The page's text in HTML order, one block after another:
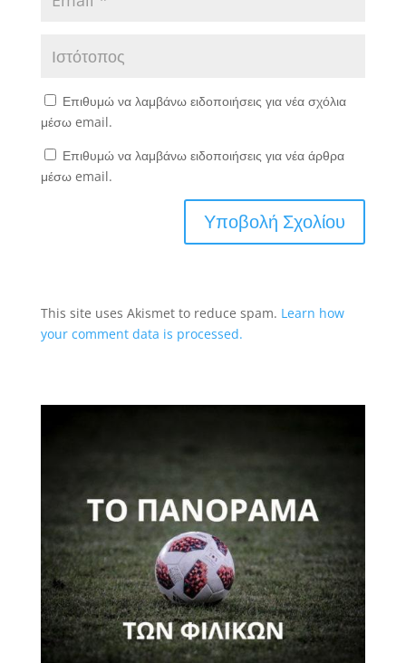
Επιθυμώ να λαμβάνω ειδοποιήσεις για νέα σχόλια
μέσω email.
Επιθυμώ να λαμβάνω ειδοποιήσεις για νέα άρθρα
μέσω email.
This site uses Akismet to reduce spam. Learn how
your comment data is processed.